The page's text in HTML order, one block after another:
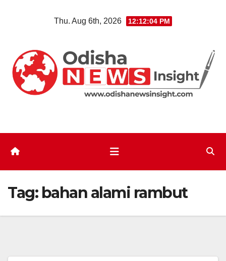
Thu. Aug 6th, 2026 12:12:04 PM
Tag: bahan alami rambut